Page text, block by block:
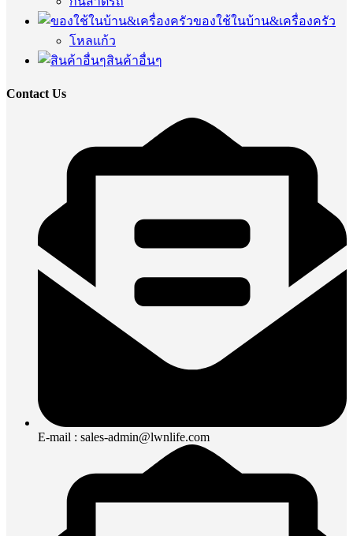
ของใช้ในบ้าน&เครื่องครัว
โหลแก้ว
สินค้าอื่นๆ
Contact Us
E-mail : sales-admin@lwnlife.com